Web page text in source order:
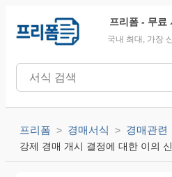
프리폼 - 무료
국내 최대, 가장
프리폼 경매서식 경매관련
강제 경매 개시 결정에 대한 이의